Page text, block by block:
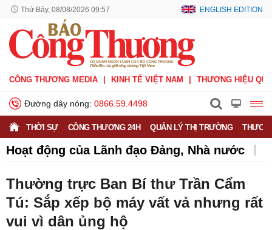
Thứ Bảy, 08/08/2026 09:57 ENGLISH EDITION
CÔNG THƯƠNG MEDIA KINH TẾ VIỆT NAM THƯƠNG HIỆU
Đường dây nóng: 0866.59.4498
THỜI SỰ CÔNG THƯƠNG 24H QUẢN LÝ THỊ TRƯỜNG
Hoạt động của Lãnh đạo Đảng, Nhà nước
Hoạt động của Lãnh đạo Đảng, Nhà nước
Bầu cử Quốc hội Khoá XVI
Thường trực Ban Bí thư Trần Cẩm
Tú: Sắp xếp bộ máy vất vả nhưng rất
vui vì dân ủng hộ